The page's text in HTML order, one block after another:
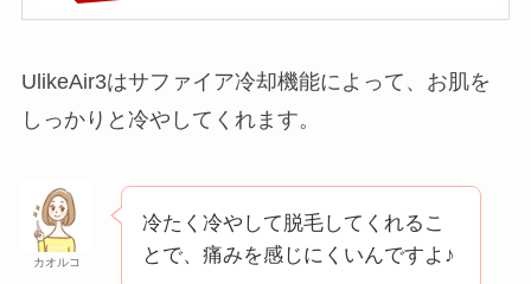
UlikeAir3はサファイア冷却機能によって、お肌を
しっかりと冷やしてくれます。
カオルコ
冷たく冷やして脱毛してくれるこ
とで、痛みを感じにくいんですよ♪